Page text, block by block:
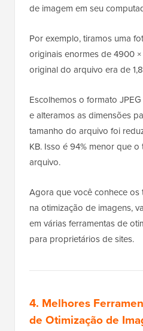
de imagem em seu
Por exemplo, tiramos uma
originais enormes de 4900
original do arquivo era de
Escolhemos o formato
e alteramos as dimensões
tamanho do arquivo foi
KB. Isso é 94% menor que
arquivo.
Agora que você conhece
na otimização de imagens,
em várias ferramentas de
para proprietários de sites.
4. Melhores
de Otimização de